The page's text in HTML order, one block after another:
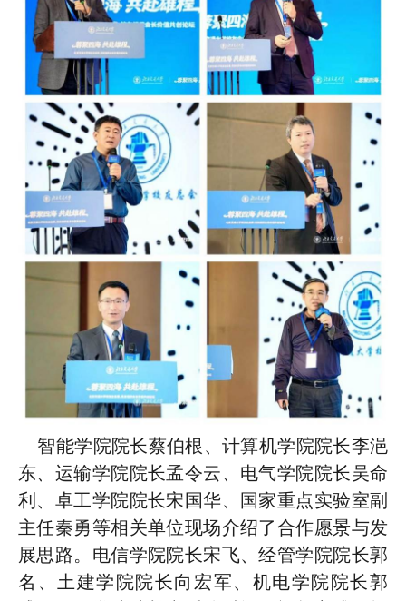
智能学院院长蔡伯根、计算机学院院长李浥
东、运输学院院长孟令云、电气学院院长吴命
利、卓工学院院长宋国华、国家重点实验室副
主任秦勇等相关单位现场介绍了合作愿景与发
展思路。电信学院院长宋飞、经管学院院长郭
名、土建学院院长向宏军、机电学院院长郭